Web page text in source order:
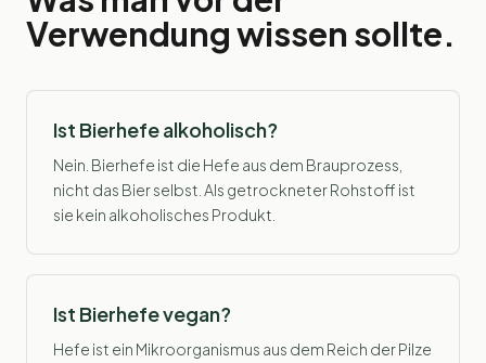
Verwendung wissen sollte.
Ist Bierhefe alkoholisch?
Nein. Bierhefe ist die Hefe aus dem Brauprozess,
nicht das Bier selbst. Als getrockneter Rohstoff ist
sie kein alkoholisches Produkt.
Ist Bierhefe vegan?
Hefe ist ein Mikroorganismus aus dem Reich der Pilze